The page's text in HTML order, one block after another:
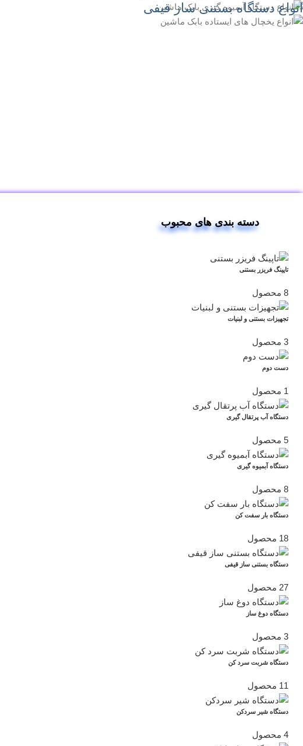
انواع دستگاه بستنی ساز قیفی
دسته بندی های محبوب
تاپینگ فریزر بستنی
8 محصول
تجهیزات بستنی و لبنیات
3 محصول
دست دوم
1 محصول
دستگاه آب پرتقال گیری
5 محصول
دستگاه آبمیوه گیری
8 محصول
دستگاه بار سفت کن
18 محصول
دستگاه بستنی ساز قیفی
27 محصول
دستگاه دوغ ساز
3 محصول
دستگاه شربت سرد کن
11 محصول
دستگاه شیر سردکن
4 محصول